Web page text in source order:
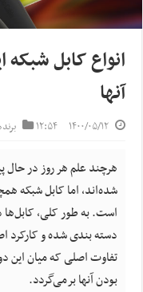
انواع کابل
آنها
۱۴۰۰/۰۵/۱۲ ۱۲:۵۴
هرچند علم هر روز در
شده‌اند، اما کابل شبکه
است. به طور کلی،
دسته بندی شده و کارکرد
تفاوت اصلی که میان این
بودن آنها برمی‌گردد.